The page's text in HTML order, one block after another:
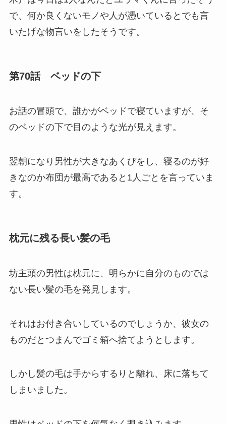
で、何か良くないモノや人が憑いているとでも言
いたげな物言いをしたそうです。
第70話 ベッドの下
お話の冒頭で、誰かがベッドで寝ていますが、そ
のベッドの下で目のような光が見えます。
翌朝になり男性が大きなあくびをし、寝るのが好
きなのか布団が最高であると1人ごとを言っていま
す。
枕元に残る長い髪の毛
坊主頭の男性は枕元に、明らかに自分のものでは
ない長い髪の毛を発見します。
それはお付き合いしているのでしょうか、彼女の
ものだとつまんでゴミ箱へ捨てようとします。
しかし髪の毛は手からするりと離れ、床に落ちて
しまいました。